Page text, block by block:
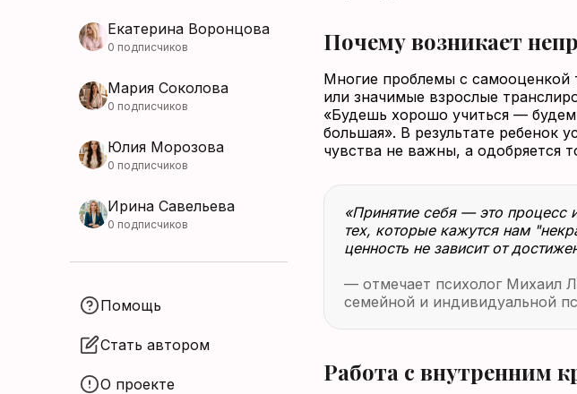
Екатерина Воронцова
0 подписчиков
Мария Соколова
0 подписчиков
Юлия Морозова
0 подписчиков
Ирина Савельева
0 подписчиков
Помощь
Стать автором
О проекте
Почему возникает
Многие проблемы с самооценкой
или значимые взрослые
«Будешь хорошо учиться —
большая». В результате ребенок
чувства не важны, а одобряется
«Принятие себя — это процесс
тех, которые кажутся нам
ценность не зависит от
— отмечает психолог Михаил
семейной и индивидуальной
Работа с внутренним